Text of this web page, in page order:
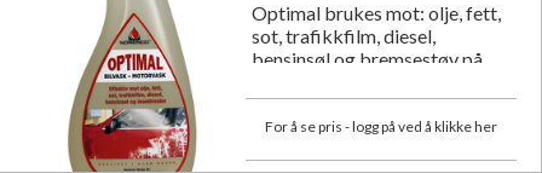
Optimal brukes mot: olje, fett,
sot, trafikkfilm, diesel,
bensinsøl og bremsestøv på
For å se pris - logg på ved å klikke her